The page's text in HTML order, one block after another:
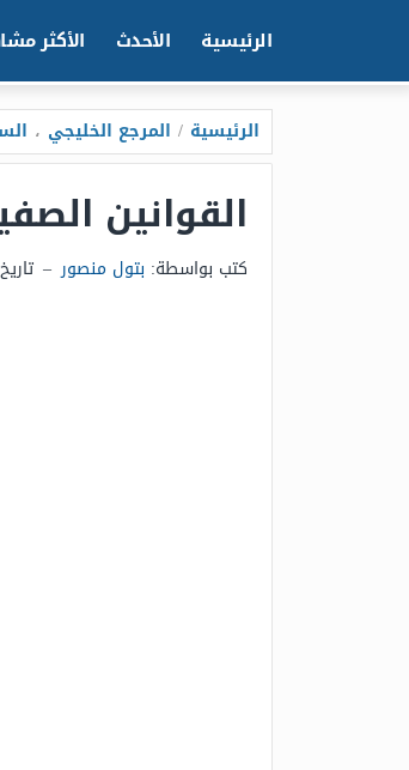
الرئيسية الأحدث الأكثر
الرئيسية / المرجع الخليجي ،
القوانين
كتب بواسطة: بتول منصور –